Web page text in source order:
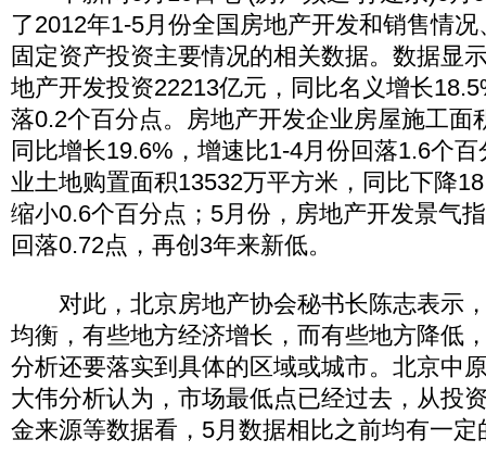
了2012年1-5月份全国房地产开发和销售情
固定资产投资主要情况的相关数据。数据显
地产开发投资22213亿元，同比名义增长
落0.2个百分点。房地产开发企业房屋施工面
同比增长19.6%，增速比1-4月份回落1.6个
业土地购置面积13532万平方米，同比下降
缩小0.6个百分点；5月份，房地产开发景气
回落0.72点，再创3年来新低。
对此，北京房地产协会秘书长陈志表示
均衡，有些地方经济增长，而有些地方降低
分析还要落实到具体的区域或城市。北京中
大伟分析认为，市场最低点已经过去，从投
金来源等数据看，5月数据相比之前均有一定